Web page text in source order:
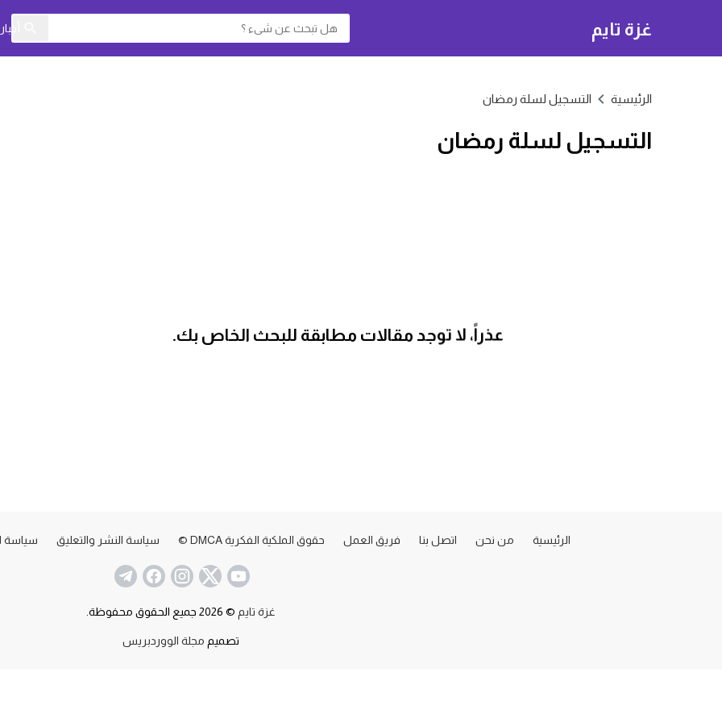
غزة تايم
الرئيسية التسجيل لسلة رمضان
التسجيل لسلة رمضان
عذراً، لا توجد مقالات مطابقة للبحث الخاص بك.
الرئيسية من نحن اتصل بنا فريق العمل حقوق الملكية الفكرية DMCA © سياسة النشر والتعليق سياسة
غزة تايم © 2026 جميع الحقوق محفوظة.
تصميم مجلة الووردبريس